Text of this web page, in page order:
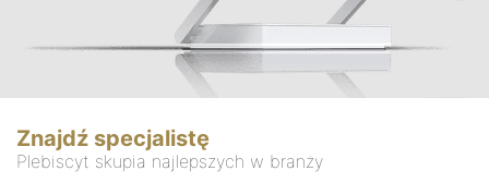
Znajdź specjalistę
Plebiscyt skupia najlepszych w branży